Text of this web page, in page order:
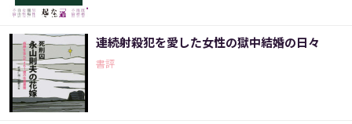
連続射殺犯を愛した女性の獄中結婚の日々
書評